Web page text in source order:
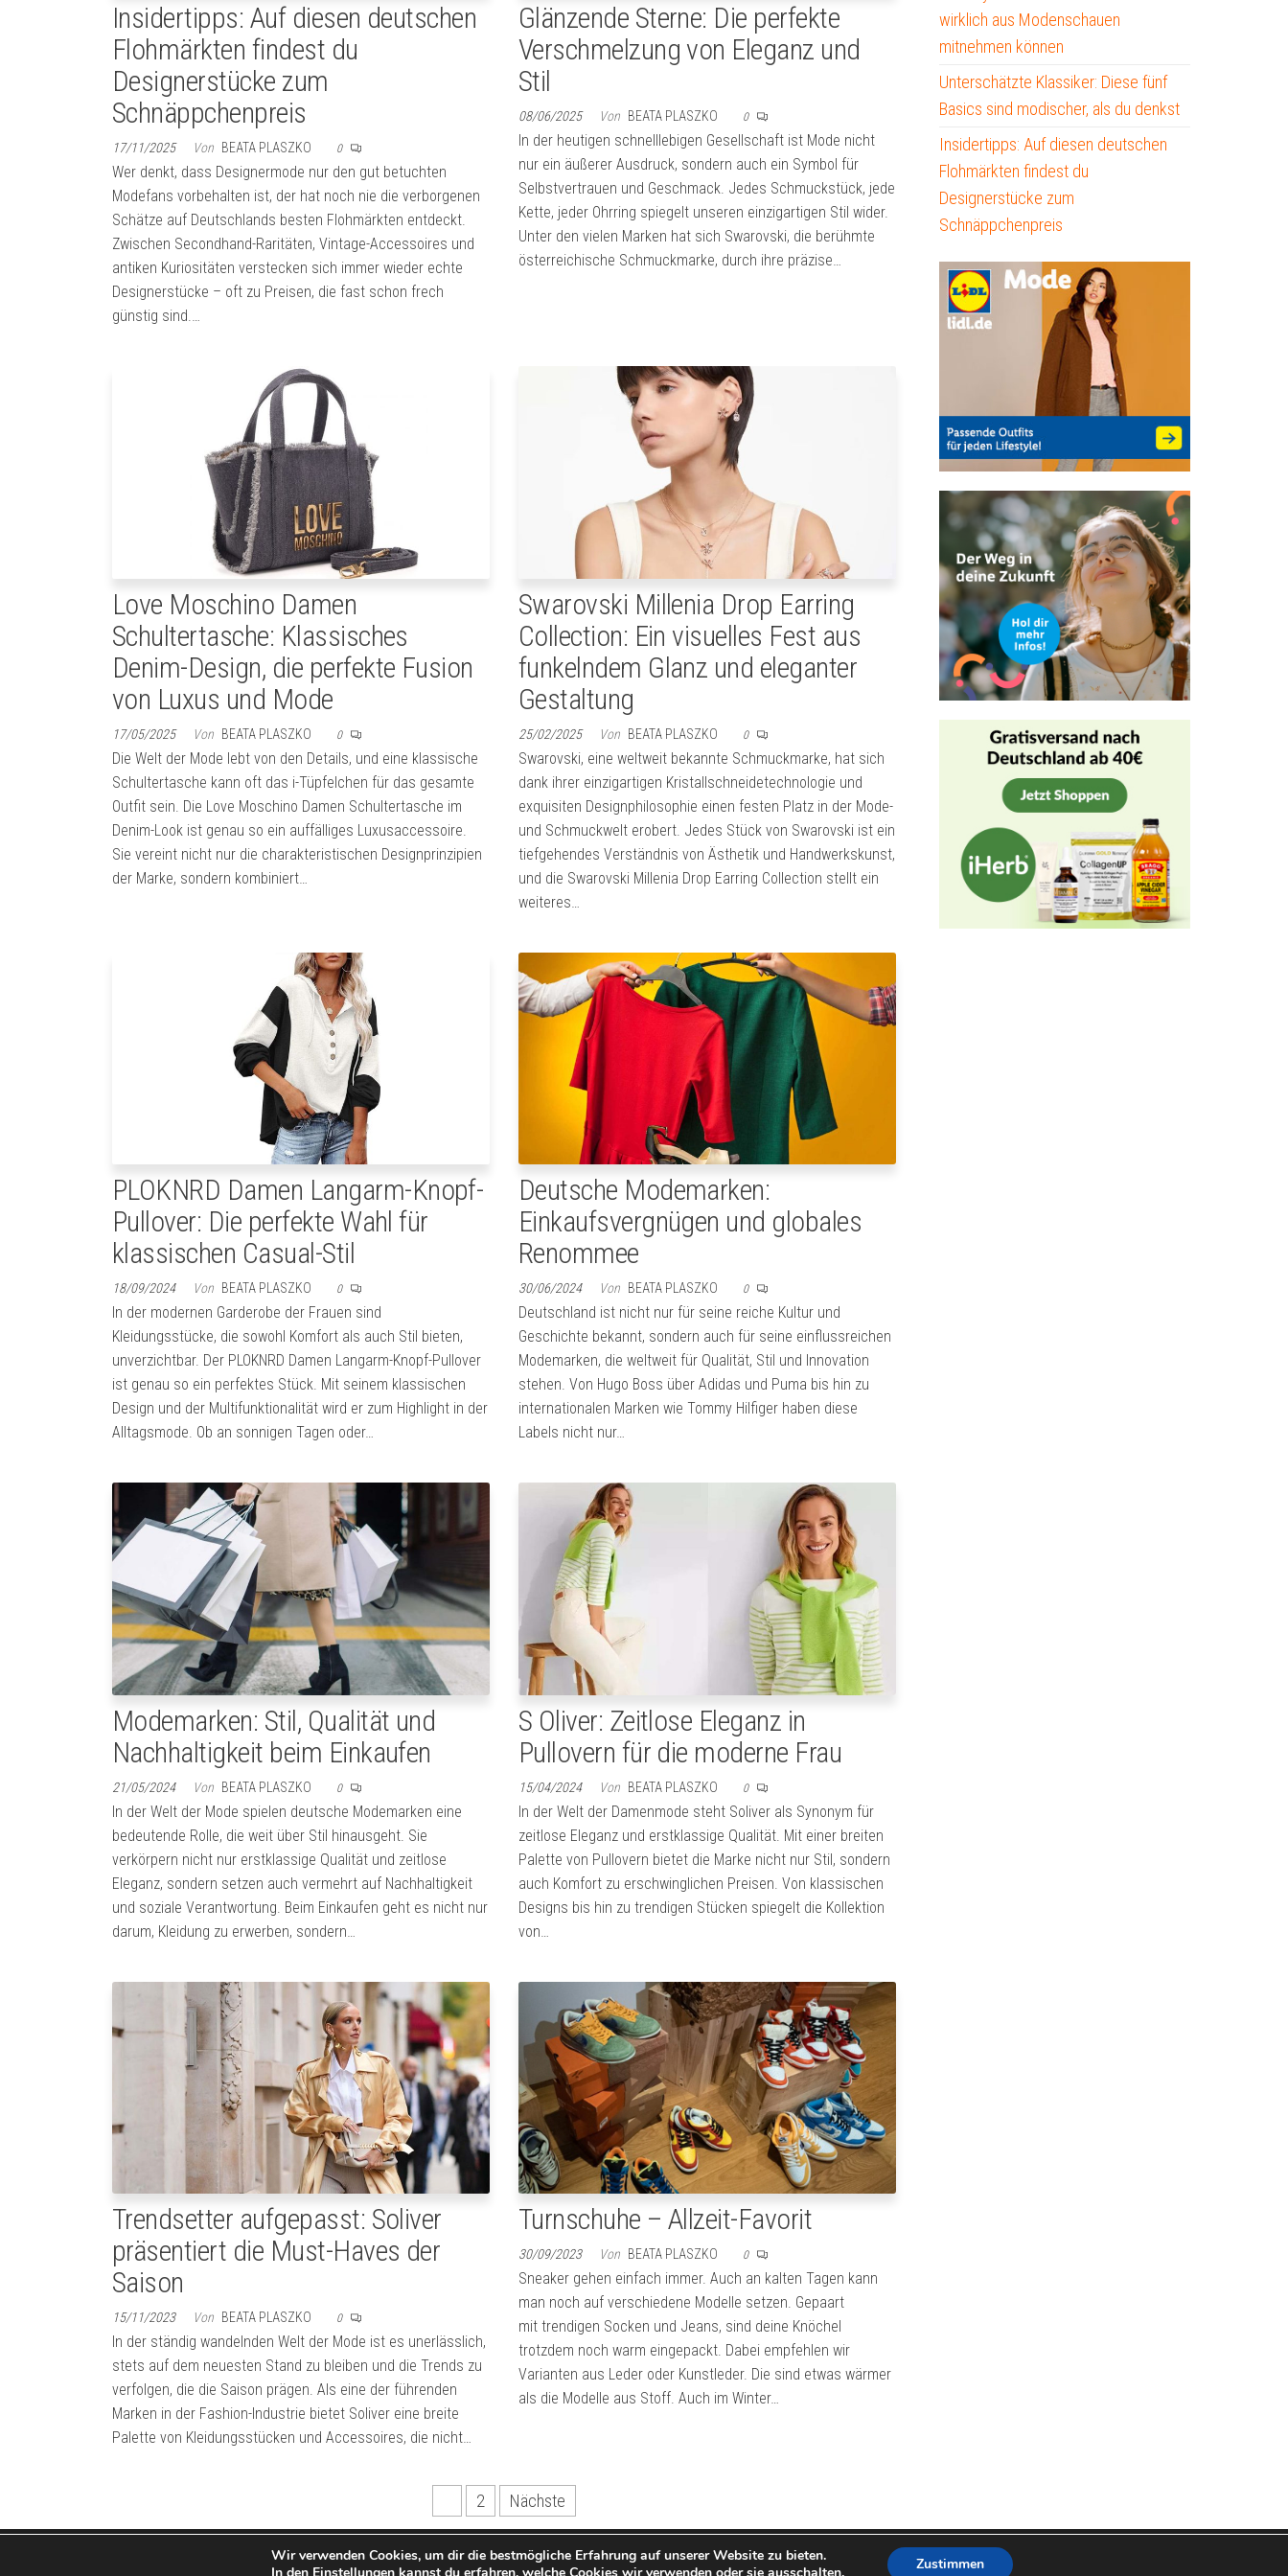
Insidertipps: Auf diesen deutschen
Flohmärkten findest du
Designerstücke zum
Schnäppchenpreis
17/11/2025 Von BEATA PLASZKO 0
Wer denkt, dass Designermode nur den gut betuchten
Modefans vorbehalten ist, der hat noch nie die verborgenen
Schätze auf Deutschlands besten Flohmärkten entdeckt.
Zwischen Secondhand-Raritäten, Vintage-Accessoires und
antiken Kuriositäten verstecken sich immer wieder echte
Designerstücke – oft zu Preisen, die fast schon frech
günstig sind.…
Glänzende Sterne: Die perfekte
Verschmelzung von Eleganz und
Stil
08/06/2025 Von BEATA PLASZKO 0
In der heutigen schnelllebigen Gesellschaft ist Mode nicht
nur ein äußerer Ausdruck, sondern auch ein Symbol für
Selbstvertrauen und Geschmack. Jedes Schmuckstück, jede
Kette, jeder Ohrring spiegelt unseren einzigartigen Stil wider.
Unter den vielen Marken hat sich Swarovski, die berühmte
österreichische Schmuckmarke, durch ihre präzise…
Love Moschino Damen
Schultertasche: Klassisches
Denim-Design, die perfekte Fusion
von Luxus und Mode
17/05/2025 Von BEATA PLASZKO 0
Die Welt der Mode lebt von den Details, und eine klassische
Schultertasche kann oft das i-Tüpfelchen für das gesamte
Outfit sein. Die Love Moschino Damen Schultertasche im
Denim-Look ist genau so ein auffälliges Luxusaccessoire.
Sie vereint nicht nur die charakteristischen Designprinzipien
der Marke, sondern kombiniert…
Swarovski Millenia Drop Earring
Collection: Ein visuelles Fest aus
funkelndem Glanz und eleganter
Gestaltung
25/02/2025 Von BEATA PLASZKO 0
Swarovski, eine weltweit bekannte Schmuckmarke, hat sich
dank ihrer einzigartigen Kristallschneidetechnologie und
exquisiten Designphilosophie einen festen Platz in der Mode-
und Schmuckwelt erobert. Jedes Stück von Swarovski ist ein
tiefgehendes Verständnis von Ästhetik und Handwerkskunst,
und die Swarovski Millenia Drop Earring Collection stellt ein
weiteres…
PLOKNRD Damen Langarm-Knopf-
Pullover: Die perfekte Wahl für
klassischen Casual-Stil
18/09/2024 Von BEATA PLASZKO 0
In der modernen Garderobe der Frauen sind
Kleidungsstücke, die sowohl Komfort als auch Stil bieten,
unverzichtbar. Der PLOKNRD Damen Langarm-Knopf-Pullover
ist genau so ein perfektes Stück. Mit seinem klassischen
Design und der Multifunktionalität wird er zum Highlight in der
Alltagsmode. Ob an sonnigen Tagen oder…
Deutsche Modemarken:
Einkaufsvergnügen und globales
Renommee
30/06/2024 Von BEATA PLASZKO 0
Deutschland ist nicht nur für seine reiche Kultur und
Geschichte bekannt, sondern auch für seine einflussreichen
Modemarken, die weltweit für Qualität, Stil und Innovation
stehen. Von Hugo Boss über Adidas und Puma bis hin zu
internationalen Marken wie Tommy Hilfiger haben diese
Labels nicht nur…
Modemarken: Stil, Qualität und
Nachhaltigkeit beim Einkaufen
21/05/2024 Von BEATA PLASZKO 0
In der Welt der Mode spielen deutsche Modemarken eine
bedeutende Rolle, die weit über Stil hinausgeht. Sie
verkörpern nicht nur erstklassige Qualität und zeitlose
Eleganz, sondern setzen auch vermehrt auf Nachhaltigkeit
und soziale Verantwortung. Beim Einkaufen geht es nicht nur
darum, Kleidung zu erwerben, sondern…
S Oliver: Zeitlose Eleganz in
Pullovern für die moderne Frau
15/04/2024 Von BEATA PLASZKO 0
In der Welt der Damenmode steht Soliver als Synonym für
zeitlose Eleganz und erstklassige Qualität. Mit einer breiten
Palette von Pullovern bietet die Marke nicht nur Stil, sondern
auch Komfort zu erschwinglichen Preisen. Von klassischen
Designs bis hin zu trendigen Stücken spiegelt die Kollektion
von…
Trendsetter aufgepasst: Soliver
präsentiert die Must-Haves der
Saison
15/11/2023 Von BEATA PLASZKO 0
In der ständig wandelnden Welt der Mode ist es unerlässlich,
stets auf dem neuesten Stand zu bleiben und die Trends zu
verfolgen, die die Saison prägen. Als eine der führenden
Marken in der Fashion-Industrie bietet Soliver eine breite
Palette von Kleidungsstücken und Accessoires, die nicht…
Turnschuhe – Allzeit-Favorit
30/09/2023 Von BEATA PLASZKO 0
Sneaker gehen einfach immer. Auch an kalten Tagen kann
man noch auf verschiedene Modelle setzen. Gepaart
mit trendigen Socken und Jeans, sind deine Knöchel
trotzdem noch warm eingepackt. Dabei empfehlen wir
Varianten aus Leder oder Kunstleder. Die sind etwas wärmer
als die Modelle aus Stoff. Auch im Winter…
der
2 Nächste
wirklich aus Modenschauen
mitnehmen können
Unterschätzte Klassiker: Diese fünf
Basics sind modischer, als du denkst
Insidertipps: Auf diesen deutschen
Flohmärkten findest du
Designerstücke zum
Schnäppchenpreis
Stolz präsentiert vonWordPress|Theme:Envo Shopper
Wir verwenden Cookies, um dir die bestmögliche Erfahrung auf unserer Website zu bieten.
Zustimmen